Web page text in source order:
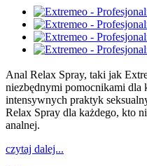
Anal Relax Spray, taki jak
niezbędnymi pomocnikami
intensywnych praktyk
Relax Spray dla każdego, kto
analnej.
czytaj dalej...